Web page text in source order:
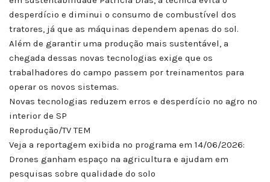
desperdício e diminui o consumo de combustível dos
tratores, já que as máquinas dependem apenas do sol.
Além de garantir uma produção mais sustentável, a
chegada dessas novas tecnologias exige que os
trabalhadores do campo passem por treinamentos para
operar os novos sistemas.
Novas tecnologias reduzem erros e desperdício no agro no
interior de SP
Reprodução/TV TEM
Veja a reportagem exibida no programa em 14/06/2026:
Drones ganham espaço na agricultura e ajudam em
pesquisas sobre qualidade do solo